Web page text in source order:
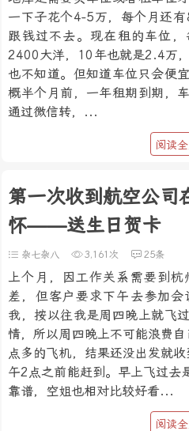
一下子花个4-5万，每个月还
跟钱过不去。现在租的车位
2400大洋，10年也就是2.4万
也不知道。但知道车位只会便
概半个月前，一年租期到期，
通过微信转，...
阅读
第一次收到航空公司
怀——送生日贺卡
杂七杂八 3,161次 25条
上个月，因工作关系需要到
差，但客户要求下午去参加
我，按以往我是周四晚上就飞
情，所以周四晚上不可能浪费
点多的飞机，结果还没出发就
午2点之前能赶到。早上飞过去
靠谱，空姐也相对比较好看...
阅读